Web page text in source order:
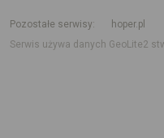
Pozostałe serwisy
hoper.pl
Serwis używa danych GeoLite2